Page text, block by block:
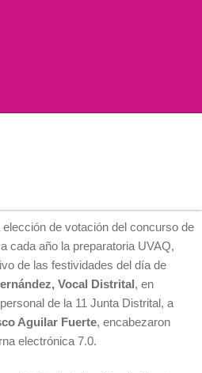
de votación del concurso de
cada año la preparatoria UVAQ,
de las festividades del día de
Vocal Distrital, en
de la 11 Junta Distrital, a
Aguilar Fuerte, encabezaron
electrónica 7.0.